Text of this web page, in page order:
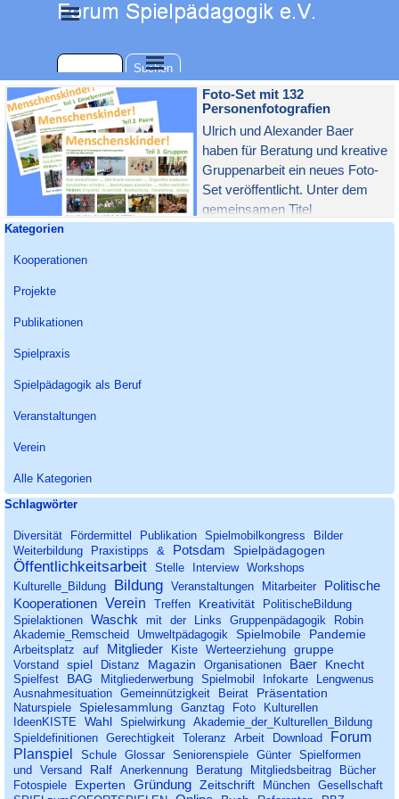
Direkt zum Seiteninhalt
Menü überspringen
Menü überspringen
Suchen
Foto-Set mit 132
Personenfotografien
Ulrich und Alexander Baer
haben für Beratung und kreative
Gruppenarbeit ein neues Foto-
Set veröffentlicht. Unter dem
gemeinsamen Titel
Block überspringen Kategorien
Kategorien
Kooperationen
Projekte
Publikationen
Spielpraxis
Spielpädagogik als Beruf
Veranstaltungen
Verein
Alle Kategorien
Block überspringen Schlagwörter
Schlagwörter
Diversität Fördermittel Publikation Spielmobilkongress
Bilder
Weiterbildung
Praxistipps & Potsdam Spielpädagogen
Öffentlichkeitsarbeit Stelle Interview Workshops
Kulturelle_Bildung
Bildung Veranstaltungen Mitarbeiter
Politische
Kooperationen Verein Treffen Kreativität
PolitischeBildung
Spielaktionen Waschk mit der Links Gruppenpädagogik
Robin
Akademie_Remscheid
Umweltpädagogik Spielmobile Pandemie
Arbeitsplatz auf Mitglieder Kiste Werteerziehung gruppe
Vorstand spiel Distanz Magazin Organisationen Baer Knecht
Spielfest BAG Mitgliederwerbung Spielmobil Infokarte
Lengwenus
Ausnahmesituation Gemeinnützigkeit Beirat Präsentation
Naturspiele Spielesammlung Ganztag Foto
Kulturellen
IdeenKISTE
Wahl Spielwirkung Akademie_der_Kulturellen_Bildung
Spieldefinitionen Gerechtigkeit Toleranz Arbeit Download
Forum
Planspiel
Schule Glossar Seniorenspiele Günter Spielformen
und
Versand Ralf Anerkennung Beratung Mitgliedsbeitrag
Bücher
Fotospiele
Experten Gründung Zeitschrift München Gesellschaft